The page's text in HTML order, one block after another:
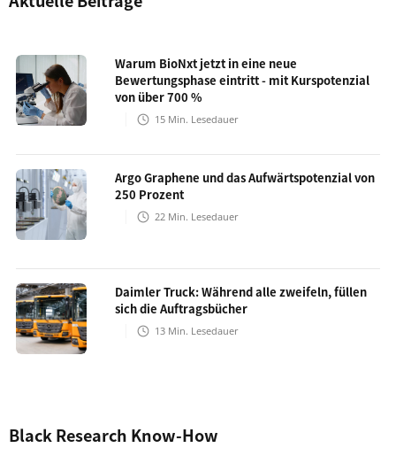
Warum BioNxt jetzt in eine neue
Bewertungsphase eintritt - mit Kurspotenzial
von über 700 %
15 Min. Lesedauer
Argo Graphene und das Aufwärtspotenzial von
250 Prozent
22 Min. Lesedauer
Daimler Truck: Während alle zweifeln, füllen
sich die Auftragsbücher
13 Min. Lesedauer
Black Research Know-How